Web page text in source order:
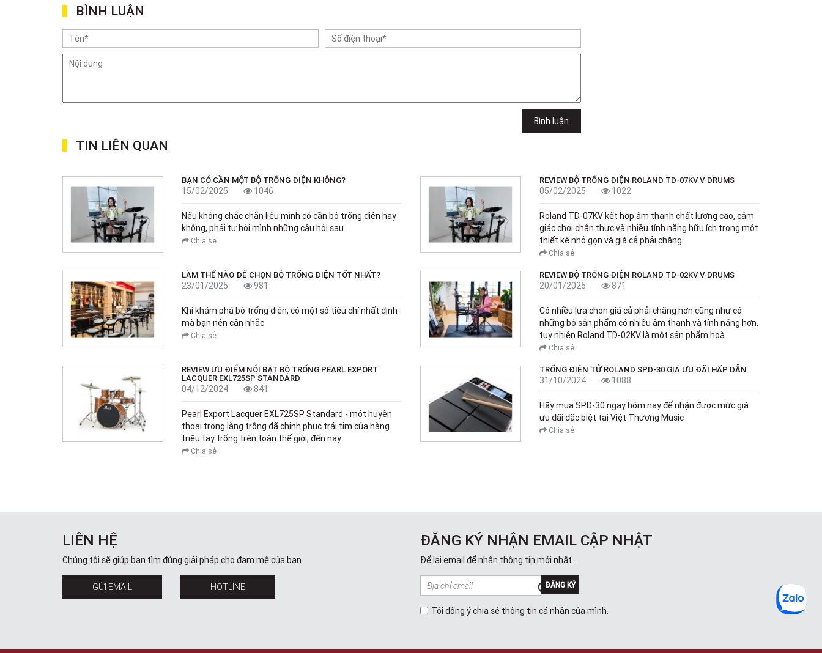
BÌNH LUẬN
Bình luận
TIN LIÊN QUAN
BẠN CÓ CẦN MỘT BỘ TRỐNG ĐIỆN KHÔNG?
15/02/2025 1046
Nếu không chắc chắn liệu mình có cần bộ trống điện hay
không, phải tự hỏi mình những câu hỏi sau
Chia sẻ
REVIEW BỘ TRỐNG ĐIỆN ROLAND TD-07KV V-DRUMS
05/02/2025 1022
Roland TD-07KV kết hợp âm thanh chất lượng cao, cảm
giác chơi chân thực và nhiều tính năng hữu ích trong một
thiết kế nhỏ gọn và giá cả phải chăng
Chia sẻ
LÀM THẾ NÀO ĐỂ CHỌN BỘ TRỐNG ĐIỆN TỐT NHẤT?
23/01/2025 981
Khi khám phá bộ trống điện, có một số tiêu chí nhất định
mà bạn nên cân nhắc
Chia sẻ
REVIEW BỘ TRỐNG ĐIỆN ROLAND TD-02KV V-DRUMS
20/01/2025 871
Có nhiều lựa chọn giá cả phải chăng hơn cũng như có
những bộ sản phẩm có nhiều âm thanh và tính năng hơn,
tuy nhiên Roland TD-02KV là một sản phẩm hoà
Chia sẻ
REVIEW ƯU ĐIỂM NỔI BẬT BỘ TRỐNG PEARL EXPORT
LACQUER EXL725SP STANDARD
04/12/2024 841
Pearl Export Lacquer EXL725SP Standard - một huyền
thoại trong làng trống đã chinh phục trái tim của hàng
triệu tay trống trên toàn thế giới, đến nay
Chia sẻ
TRỐNG ĐIỆN TỬ ROLAND SPD-30 GIÁ ƯU ĐÃI HẤP DẪN
31/10/2024 1088
Hãy mua SPD-30 ngay hôm nay để nhận được mức giá
ưu đãi đặc biệt tại Việt Thương Music
Chia sẻ
LIÊN HỆ
Chúng tôi sẽ giúp bạn tìm đúng giải pháp cho đam mê của bạn.
GỬI EMAIL HOTLINE
ĐĂNG KÝ NHẬN EMAIL CẬP NHẬT
Để lại email để nhận thông tin mới nhất.
ĐĂNG KÝ
Tôi đồng ý chia sẻ thông tin cá nhân của mình.